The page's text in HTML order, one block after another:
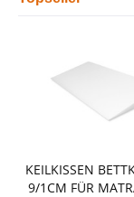
KEILKISSEN
9/1CM FÜR